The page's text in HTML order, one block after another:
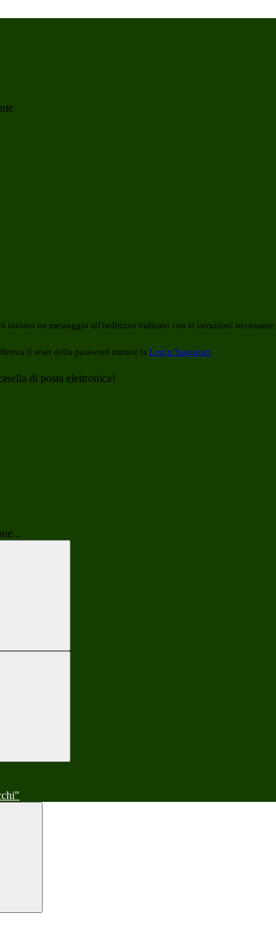
inviato un messaggio all'indirizzo indicato con le istruzioni necessarie.
il reset della password tramite la Login Spaggiari
di posta elettronica!